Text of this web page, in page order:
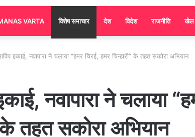
VARTA विशेष समाचार देश विदेश राजनीति खेल
इकाई, नवापारा ने चलाया “हमर चिरई, हमर चिन्हारी” के तहत सकोरा अभियान
नवापारा ने चलाया
के तहत सकोरा अभियान